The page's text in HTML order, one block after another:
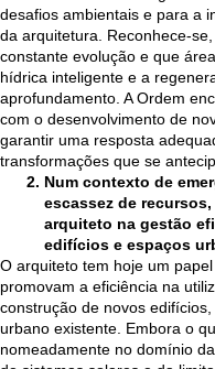
desafios ambientais e para a
da arquitetura. Reconhece-
constante evolução e que
hídrica inteligente e a
aprofundamento. A Ordem
com o desenvolvimento de
garantir uma resposta
transformações que se
Num contexto de
escassez de
arquiteto na gestão
edifícios e espaços
O arquiteto tem hoje um
promovam a eficiência na
construção de novos
urbano existente. Embora o
nomeadamente no domínio